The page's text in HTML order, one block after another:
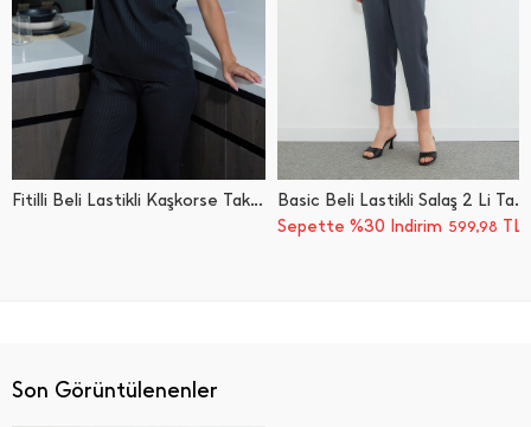
Fitilli Beli Lastikli Kaşkorse Takım
Basic Beli Lastikli Salaş 2 Li Takım
Sepette %30 İndirim 599,98 TL
Son Görüntülenenler